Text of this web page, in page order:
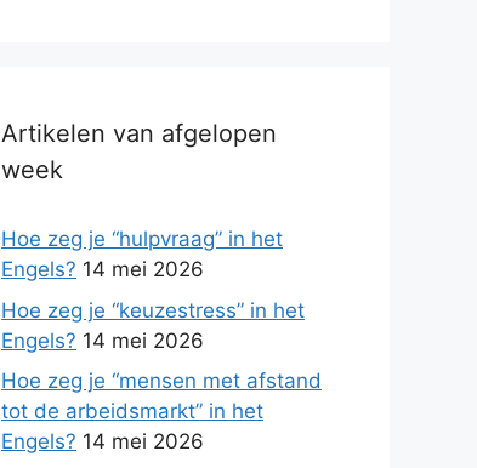
Artikelen van afgelopen
week
Hoe zeg je “hulpvraag” in het
Engels? 14 mei 2026
Hoe zeg je “keuzestress” in het
Engels? 14 mei 2026
Hoe zeg je “mensen met afstand
tot de arbeidsmarkt” in het
Engels? 14 mei 2026